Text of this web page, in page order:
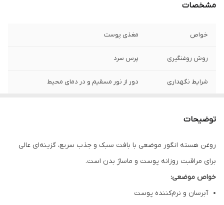
مشخصات
خواص مغذی پوست
روش روغنگیری پرس سرد
شرایط نگهداری دور از نور مسقیم و در دمای محیط
توضیحات
روغن هسته انگور موضعی با بافت سبک و جذب سریع، گزینه‌ای عالی
برای مراقبت روزانه پوست و ماساژ بدن است.
خواص موضعی:
آبرسان و نرم‌کننده پوست